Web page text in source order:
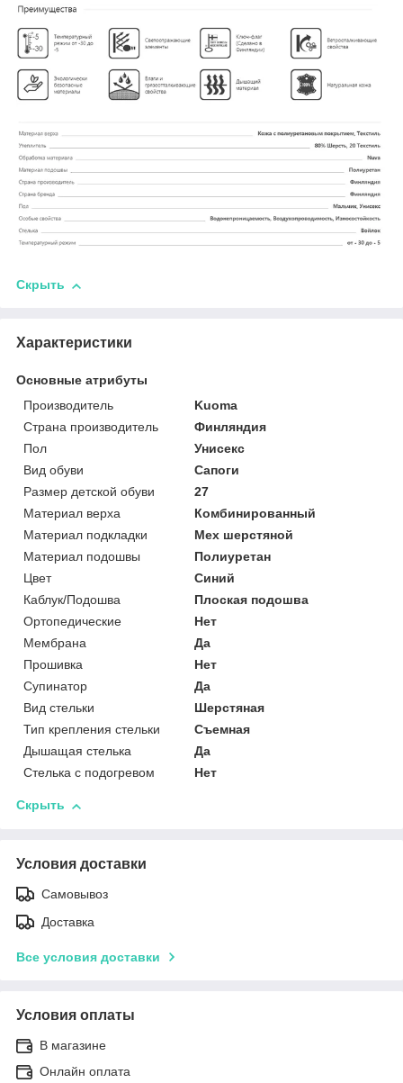
Скрыть
Характеристики
Основные атрибуты
Производитель
Kuoma
Страна производитель
Финляндия
Пол
Унисекс
Вид обуви
Сапоги
Размер детской обуви
27
Материал верха
Комбинированный
Материал подкладки
Мех шерстяной
Материал подошвы
Полиуретан
Цвет
Синий
Каблук/Подошва
Плоская подошва
Ортопедические
Нет
Мембрана
Да
Прошивка
Нет
Супинатор
Да
Вид стельки
Шерстяная
Тип крепления стельки
Съемная
Дышащая стелька
Да
Стелька с подогревом
Нет
Скрыть
Условия доставки
Самовывоз
Доставка
Все условия доставки
Условия оплаты
В магазине
Онлайн оплата